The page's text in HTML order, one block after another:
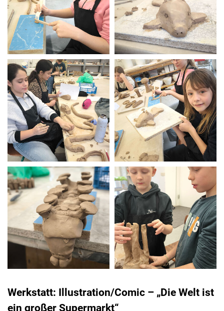
Werkstatt: Illustration/Comic – „Die Welt ist
ein großer Supermarkt“